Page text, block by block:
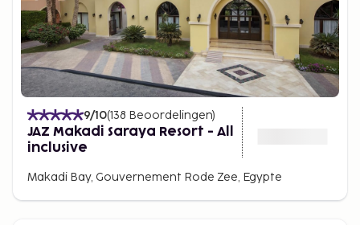
9/10(138 Beoordelingen)
JAZ Makadi Saraya Resort - All
inclusive
Makadi Bay, Gouvernement Rode Zee, Egypte